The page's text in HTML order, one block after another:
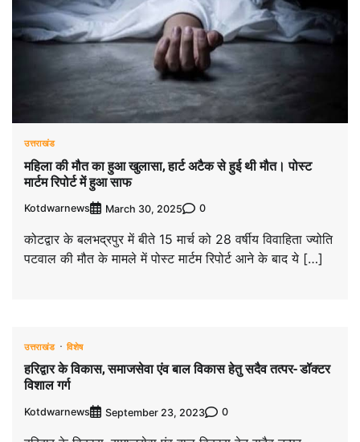
उत्तराखंड
महिला की मौत का हुआ खुलासा, हार्ट अटैक से हुई थी मौत। पोस्ट
मार्टम रिपोर्ट में हुआ साफ
Kotdwarnews March 30, 2025 0
कोटद्वार के बलभद्रपुर में बीते 15 मार्च को 28 वर्षीय विवाहिता ज्योति
पटवाल की मौत के मामले में पोस्ट मार्टम रिपोर्ट आने के बाद ये […]
उत्तराखंड विशेष
हरिद्वार के विकास, समाजसेवा एंव बाल विकास हेतु सदैव तत्पर- डॉक्टर
विशाल गर्ग
Kotdwarnews September 23, 2023 0